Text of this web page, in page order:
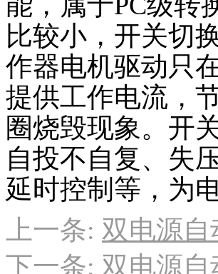
比较小，开关切
作器电机驱动只
提供工作电流，
圈烧毁现象。开
自投不自复、失
延时控制等，为
上一条: 双电源
下一条: 双电源